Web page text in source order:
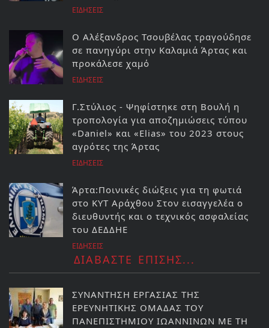
ΕΙΔΗΣΕΙΣ
Ο Αλέξανδρος Τσουβέλας τραγούδησε
σε πανηγύρι στην Καλαμιά Άρτας και
προκάλεσε χαμό
ΕΙΔΗΣΕΙΣ
Γ.Στύλιος - Ψηφίστηκε στη Βουλή η
τροπολογία για αποζημιώσεις τύπου
«Daniel» και «Elias» του 2023 στους
αγρότες της Άρτας
ΕΙΔΗΣΕΙΣ
Άρτα:Ποινικές διώξεις για τη φωτιά
στο ΚΥΤ Αράχθου Στον εισαγγελέα ο
διευθυντής και ο τεχνικός ασφαλείας
του ΔΕΔΔΗΕ
ΕΙΔΗΣΕΙΣ
ΔΙΑΒΑΣΤΕ ΕΠΙΣΗΣ...
ΣΥΝΑΝΤΗΣΗ ΕΡΓΑΣΙΑΣ ΤΗΣ
ΕΡΕΥΝΗΤΙΚΗΣ ΟΜΑΔΑΣ ΤΟΥ
ΠΑΝΕΠΙΣΤΗΜΙΟΥ ΙΩΑΝΝΙΝΩΝ ΜΕ ΤΗ